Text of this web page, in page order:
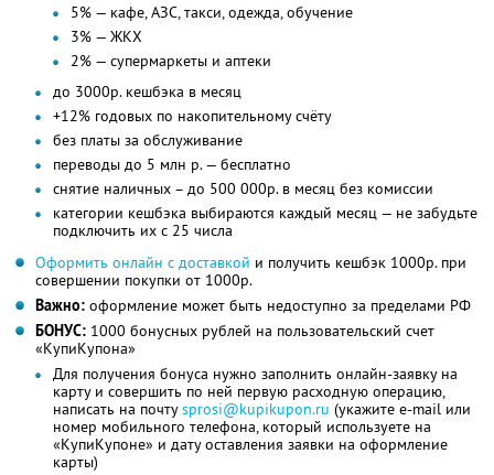
5% — кафе, АЗС, такси, одежда, обучение
3% — ЖКХ
2% — супермаркеты и аптеки
до 3000р. кешбэка в месяц
+12% годовых по накопительному счёту
без платы за обслуживание
переводы до 5 млн р. — бесплатно
снятие наличных – до 500 000р. в месяц без комиссии
категории кешбэка выбираются каждый месяц — не забудьте
подключить их с 25 числа
Оформить онлайн с доставкой и получить кешбэк 1000р. при
совершении покупки от 1000р.
Важно: оформление может быть недоступно за пределами РФ
БОНУС: 1000 бонусных рублей на пользовательский счет
«КупиКупона»
Для получения бонуса нужно заполнить онлайн-заявку на
карту и совершить по ней первую расходную операцию,
написать на почтуsprosi@kupikupon.ru (укажите e-mail или
номер мобильного телефона, который используете на
«КупиКупоне» и дату оставления заявки на оформление
карты)